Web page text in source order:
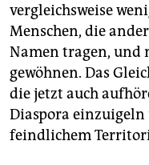
vergleichsweise
Menschen, die
Namen tragen, und
gewöhnen. Das
die jetzt auch
Diaspora einzuigeln
feindlichem